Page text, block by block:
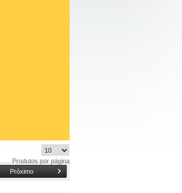
Produtos por página
Próximo